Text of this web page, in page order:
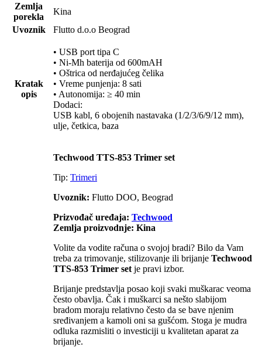
Zemlja
porekla
Kina
Uvoznik
Flutto d.o.o Beograd
Kratak
opis
• USB port tipa C
• Ni-Mh baterija od 600mAH
• Oštrica od nerđajućeg čelika
• Vreme punjenja: 8 sati
• Autonomija: ≥ 40 min
Dodaci:
USB kabl, 6 obojenih nastavaka (1/2/3/6/9/12 mm),
ulje, četkica, baza
Techwood TTS-853 Trimer set
Tip: Trimeri
Uvoznik: Flutto DOO, Beograd
Prizvođač uređaja: Techwood
Zemlja proizvodnje: Kina
Volite da vodite računa o svojoj bradi? Bilo da Vam
treba za trimovanje, stilizovanje ili brijanje Techwood
TTS-853 Trimer set je pravi izbor.
Brijanje predstavlja posao koji svaki muškarac veoma
često obavlja. Čak i muškarci sa nešto slabijom
bradom moraju relativno često da se bave njenim
sređivanjem a kamoli oni sa gušćom. Stoga je mudra
odluka razmisliti o investiciji u kvalitetan aparat za
brijanje.